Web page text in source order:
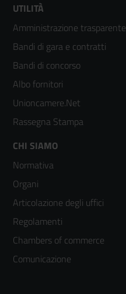
Footer
menù
colonna
2
UTILITÀ
Amministrazione trasparente
Bandi di gara e contratti
Bandi di concorso
Albo fornitori
Unioncamere.Net
Rassegna Stampa
Footer
menù
colonna
3
CHI SIAMO
Normativa
Organi
Articolazione degli uffici
Regolamenti
Chambers of commerce
Comunicazione